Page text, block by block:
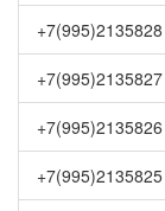
+7(995)2135828
+7(995)2135827
+7(995)2135826
+7(995)2135825